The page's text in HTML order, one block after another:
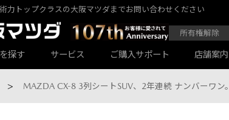
力トップクラスの大阪マツダまでお問い合わせください
所有権解除
探す
覧
サービス
ケアTOP
ご購入サポート 店舗案内
MAZDA CX-8 3列シートSUV、2年連続 ナンバーワン。